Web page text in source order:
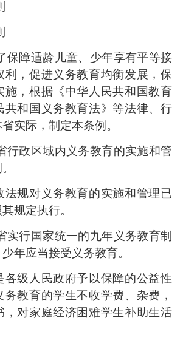
障适龄儿童、少年享有平等接
利，促进义务教育均衡发展，保
施，根据《中华人民共和国教育
共和国义务教育法》等法律、行
实际，制定本条例。
政区域内义务教育的实施和管
规对义务教育的实施和管理已
规定执行。
行国家统一的九年义务教育制
年应当接受义务教育。
级人民政府予以保障的公益性
教育的学生不收学费、杂费，
，对家庭经济困难学生补助生活